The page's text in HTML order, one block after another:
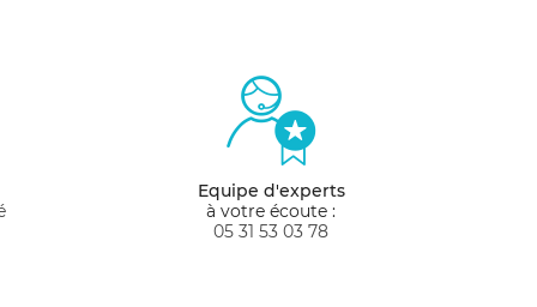
et à déplacer. Les berceaux Chicco
épais, pliage/dépliage facile… De
a donc créé toute une gamme de
Equipe d'experts
à votre écoute :
05 31 53 03 78